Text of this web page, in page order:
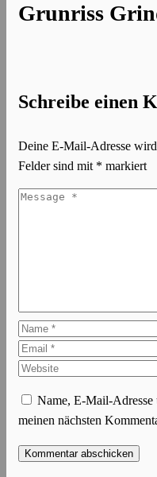
Grunriss
Schreibe einen
Deine E-Mail-Adresse
Felder sind mit * markiert
Name, E-Mail-Adresse
meinen nächsten